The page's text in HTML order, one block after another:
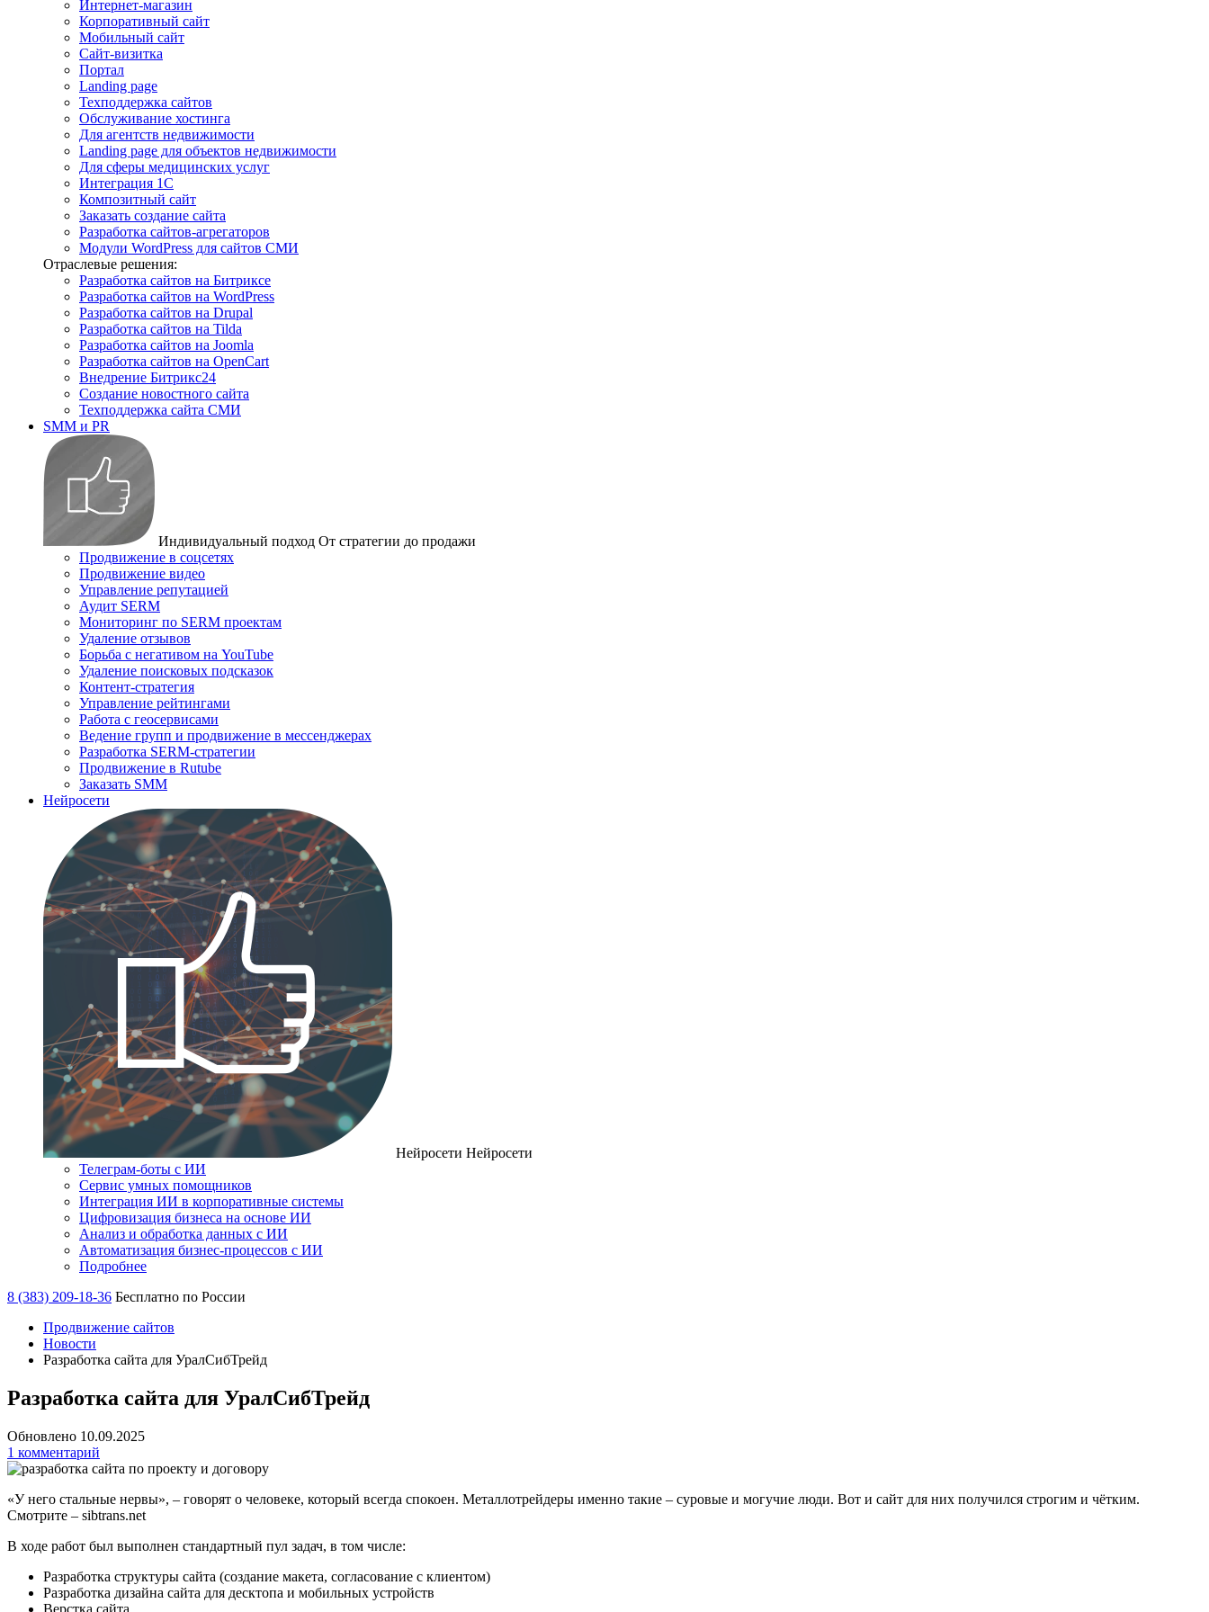
Интернет-магазин
Корпоративный сайт
Мобильный сайт
Сайт-визитка
Портал
Landing page
Техподдержка сайтов
Обслуживание хостинга
Для агентств недвижимости
Landing page для объектов недвижимости
Для сферы медицинских услуг
Интеграция 1С
Композитный сайт
Заказать создание сайта
Разработка сайтов-агрегаторов
Модули WordPress для сайтов СМИ
Отраслевые решения:
Разработка сайтов на Битриксе
Разработка сайтов на WordPress
Разработка сайтов на Drupal
Разработка сайтов на Tilda
Разработка сайтов на Joomla
Разработка сайтов на OpenCart
Внедрение Битрикс24
Создание новостного сайта
Техподдержка сайта СМИ
SMM и PR
Индивидуальный подход От стратегии до продажи
Продвижение в соцсетях
Продвижение видео
Управление репутацией
Аудит SERM
Мониторинг по SERM проектам
Удаление отзывов
Борьба с негативом на YouTube
Удаление поисковых подсказок
Контент-стратегия
Управление рейтингами
Работа с геосервисами
Ведение групп и продвижение в мессенджерах
Разработка SERM-стратегии
Продвижение в Rutube
Заказать SMM
Нейросети
Нейросети Нейросети
Телеграм-боты с ИИ
Сервис умных помощников
Интеграция ИИ в корпоративные системы
Цифровизация бизнеса на основе ИИ
Анализ и обработка данных с ИИ
Автоматизация бизнес-процессов с ИИ
Подробнее
8 (383) 209-18-36 Бесплатно по России
Продвижение сайтов
Новости
Разработка сайта для УралСибТрейд
Разработка сайта для УралСибТрейд
Обновлено 10.09.2025
1 комментарий
«У него стальные нервы», – говорят о человеке, который всегда спокоен. Металлотрейдеры именно такие – суровые и могучие люди. Вот и сайт для них получился строгим и чётким.
Смотрите – sibtrans.net
В ходе работ был выполнен стандартный пул задач, в том числе:
Разработка структуры сайта (создание макета, согласование с клиентом)
Разработка дизайна сайта для десктопа и мобильных устройств
Верстка сайта